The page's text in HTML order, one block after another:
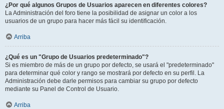
¿Por qué algunos Grupos de Usuarios aparecen en diferentes colores?
La Administración del foro tiene la posibilidad de asignar un color a los
usuarios de un grupo para hacer más fácil su identificación.
Arriba
¿Qué es un "Grupo de Usuarios predeterminado"?
Si es miembro de más de un grupo por defecto, se usará el "predeterminado"
para determinar qué color y rango se mostrará por defecto en su perfil. La
Administración debe darle permisos para cambiar su grupo por defecto
mediante su Panel de Control de Usuario.
Arriba